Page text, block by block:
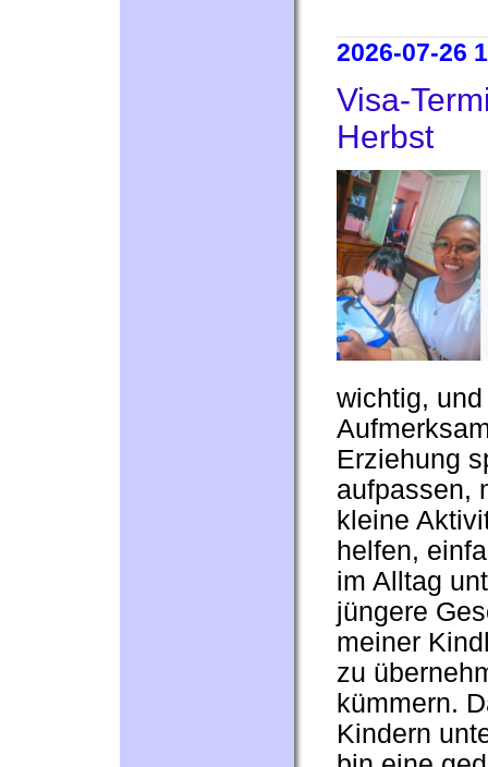
2026-07-26
Visa-
Herbst
wichtig,
Erziehung
aufpassen,
kleine
helfen,
im Alltag
jüngere
meiner
zu
kümmern.
Kindern